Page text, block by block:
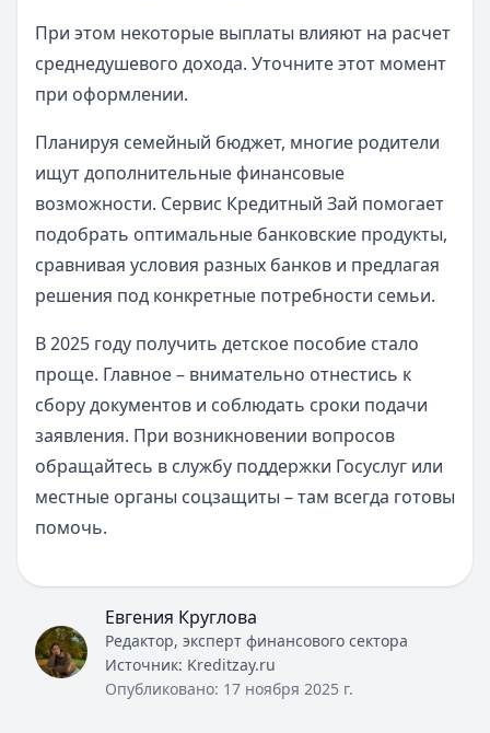
При этом некоторые выплаты влияют на расчет
среднедушевого дохода. Уточните этот момент
при оформлении.
Планируя семейный бюджет, многие родители
ищут дополнительные финансовые
возможности. Сервис Кредитный Зай помогает
подобрать оптимальные банковские продукты,
сравнивая условия разных банков и предлагая
решения под конкретные потребности семьи.
В 2025 году получить детское пособие стало
проще. Главное – внимательно отнестись к
сбору документов и соблюдать сроки подачи
заявления. При возникновении вопросов
обращайтесь в службу поддержки Госуслуг или
местные органы соцзащиты – там всегда готовы
помочь.
Евгения Круглова
Редактор, эксперт финансового сектора
Источник: Kreditzay.ru
Опубликовано: 17 ноября 2025 г.